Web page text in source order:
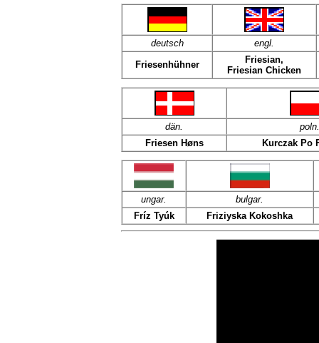
deutsch
engl.
Friesenhühner
Friesian,
Friesian Chicken
dän. poln.
Friesen Høns
Kurczak Po
ungar.
bulgar.
Fríz Tyúk
Friziyska Kokoshka